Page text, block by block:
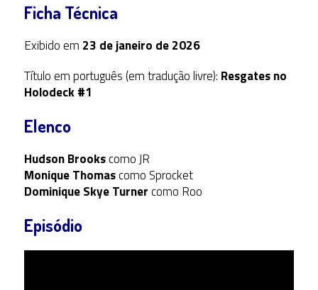
Ficha Técnica
Exibido em 23 de janeiro de 2026
Título em português (em tradução livre): Resgates no
Holodeck #1
Elenco
Hudson Brookscomo JR
Monique Thomascomo Sprocket
Dominique Skye Turnercomo Roo
Episódio